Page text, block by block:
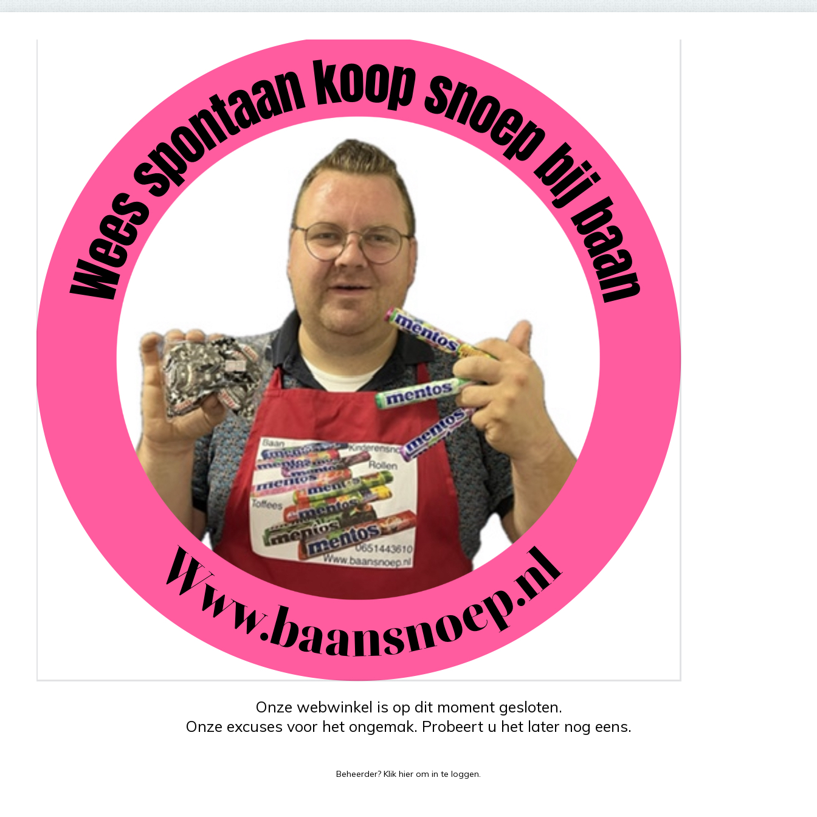
Onze webwinkel is op dit moment gesloten.
Onze excuses voor het ongemak. Probeert u het later nog eens.
Beheerder? Klik hier om in te loggen.